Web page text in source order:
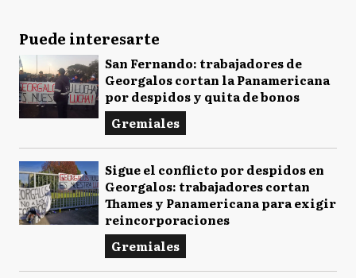
Puede interesarte
San Fernando: trabajadores de
Georgalos cortan la Panamericana
por despidos y quita de bonos
Gremiales
Sigue el conflicto por despidos en
Georgalos: trabajadores cortan
Thames y Panamericana para exigir
reincorporaciones
Gremiales